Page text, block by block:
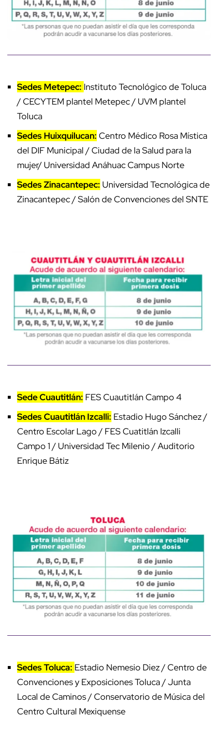
Sedes Metepec: Instituto Tecnológico de Toluca
/ CECYTEM plantel Metepec / UVM plantel
Toluca
Sedes Huixquilucan: Centro Médico Rosa Mística
del DIF Municipal / Ciudad de la Salud para la
mujer/ Universidad Anáhuac Campus Norte
Sedes Zinacantepec: Universidad Tecnológica de
Zinacantepec / Salón de Convenciones del SNTE
Sede Cuautitlán: FES Cuautitlán Campo 4
Sedes Cuautitlán Izcalli: Estadio Hugo Sánchez /
Centro Escolar Lago / FES Cuatitlán Izcalli
Campo 1 / Universidad Tec Milenio / Auditorio
Enrique Bátiz
Sedes Toluca: Estadio Nemesio Diez / Centro de
Convenciones y Exposiciones Toluca / Junta
Local de Caminos / Conservatorio de Música del
Centro Cultural Mexiquense